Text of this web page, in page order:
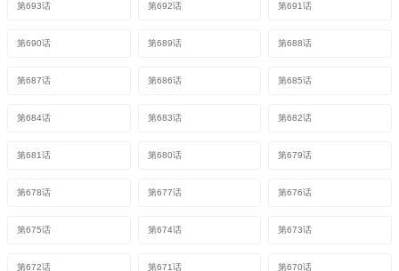
第693话 第692话 第691话
第690话 第689话 第688话
第687话 第686话 第685话
第684话 第683话 第682话
第681话 第680话 第679话
第678话 第677话 第676话
第675话 第674话 第673话
第672话 第671话 第670话